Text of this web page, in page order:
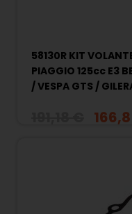
58130R KIT
PIAGGIO 125cc E3
/ VESPA GTS /